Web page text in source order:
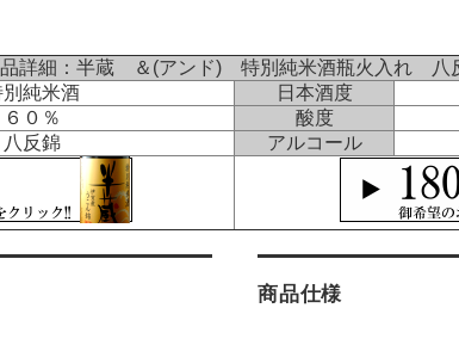
詳細：半蔵 ＆(アンド) 特別純米酒瓶火入れ 八
別純米酒 日本酒度
６０％ 酸度
八反錦 アルコール
商品仕様